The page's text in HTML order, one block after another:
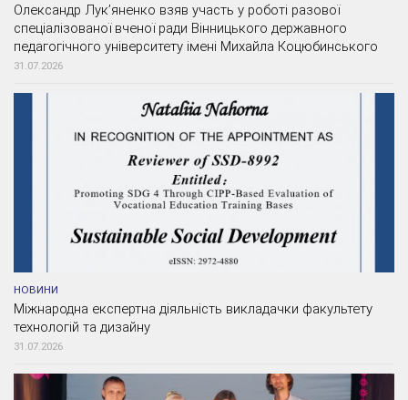
Олександр Лук’яненко взяв участь у роботі разової
спеціалізованої вченої ради Вінницького державного
педагогічного університету імені Михайла Коцюбинського
31.07.2026
НОВИНИ
Міжнародна експертна діяльність викладачки факультету
технологій та дизайну
31.07.2026